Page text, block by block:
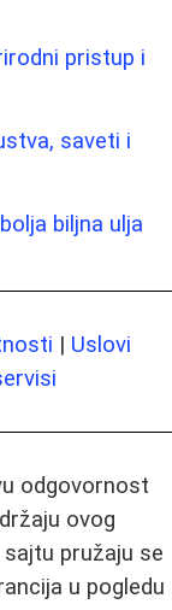
pristup i
saveti i
biljna ulja
| Uslovi
odgovornost
ovog
pružaju se
u pogledu